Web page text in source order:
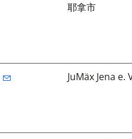
耶拿市
JuMäx Jena e.